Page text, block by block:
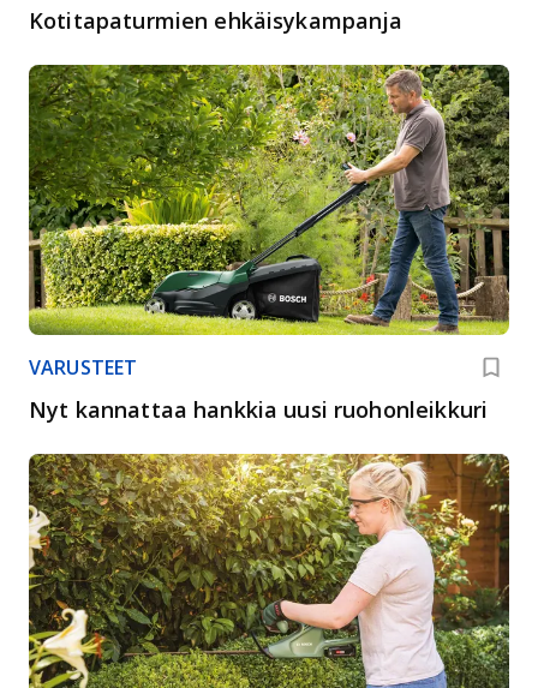
Kotitapaturmien ehkäisykampanja
VARUSTEET
Nyt kannattaa hankkia uusi ruohonleikkuri